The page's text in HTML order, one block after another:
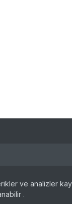
ve analizler
.